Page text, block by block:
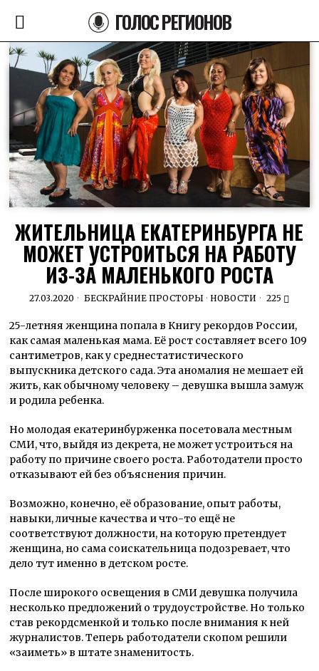
ГОЛОС РЕГИОНОВ
ЖИТЕЛЬНИЦА ЕКАТЕРИНБУРГА НЕ
МОЖЕТ УСТРОИТЬСЯ НА РАБОТУ
ИЗ-ЗА МАЛЕНЬКОГО РОСТА
27.03.2020 БЕСКРАЙНИЕ ПРОСТОРЫ · НОВОСТИ 225
25-летняя женщина попала в Книгу рекордов России,
как самая маленькая мама. Её рост составляет всего 109
сантиметров, как у среднестатистического
выпускника детского сада. Эта аномалия не мешает ей
жить, как обычному человеку – девушка вышла замуж
и родила ребенка.
Но молодая екатеринбурженка посетовала местным
СМИ, что, выйдя из декрета, не может устроиться на
работу по причине своего роста. Работодатели просто
отказывают ей без объяснения причин.
Возможно, конечно, её образование, опыт работы,
навыки, личные качества и что-то ещё не
соответствуют должности, на которую претендует
женщина, но сама соискательница подозревает, что
дело тут именно в детском росте.
После широкого освещения в СМИ девушка получила
несколько предложений о трудоустройстве. Но только
став рекордсменкой и только после внимания к ней
журналистов. Теперь работодатели скопом решили
«заиметь» в штате знаменитость.